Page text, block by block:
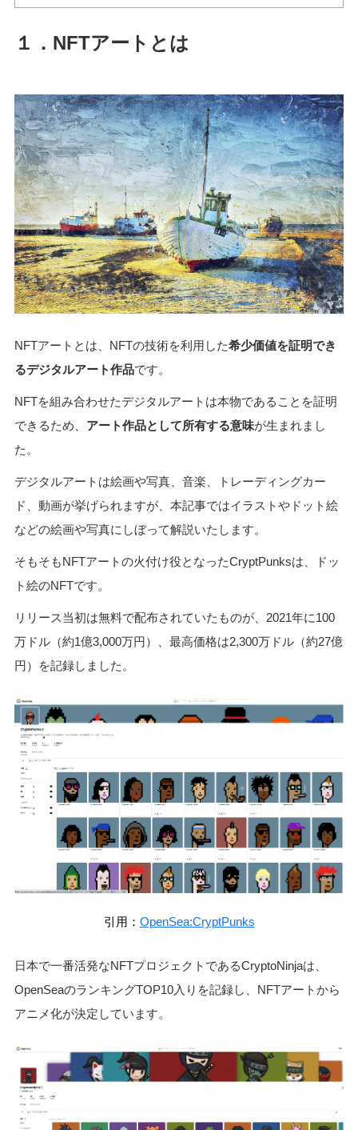
１．NFTアートとは
NFTアートとは、NFTの技術を利用した希少価値を証明でき
るデジタルアート作品です。
NFTを組み合わせたデジタルアートは本物であることを証明
できるため、 アート作品として所有する意味が生まれまし
た。
デジタルアートは絵画や写真、音楽、トレーディングカー
ド、動画が挙げられますが、本記事ではイラストやドット絵
などの絵画や写真にしぼって解説いたします。
そもそもNFTアートの火付け役となったCryptPunksは、ドッ
ト絵のNFTです。
リリース当初は無料で配布されていたものが、2021年に100
万ドル（約1億3,000万円）、最高価格は2,300万ドル（約27億
円）を記録しました。
引用： OpenSea:CryptPunks
日本で一番活発なNFTプロジェクトであるCryptoNinjaは、
OpenSeaのランキングTOP10入りを記録し、NFTアートから
アニメ化が決定しています。